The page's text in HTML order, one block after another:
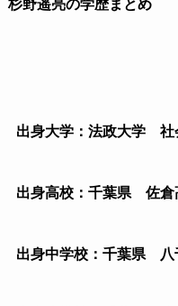
杉野遥亮の学歴まとめ
出身大学：法政大学 社
出身高校：千葉県 佐倉
出身中学校：千葉県 八